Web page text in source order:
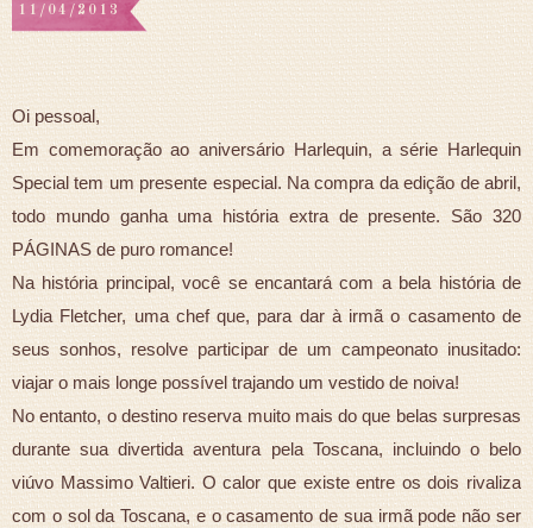
11/04/2013
Oi pessoal,
Em comemoração ao aniversário Harlequin, a série Harlequin
Special tem um presente especial. Na compra da edição de abril,
todo mundo ganha uma história extra de presente. São 320
PÁGINAS de puro romance!
Na história principal, você se encantará com a bela história de
Lydia Fletcher, uma chef que, para dar à irmã o casamento de
seus sonhos, resolve participar de um campeonato inusitado:
viajar o mais longe possível trajando um vestido de noiva!
No entanto, o destino reserva muito mais do que belas surpresas
durante sua divertida aventura pela Toscana, incluindo o belo
viúvo Massimo Valtieri. O calor que existe entre os dois rivaliza
com o sol da Toscana, e o casamento de sua irmã pode não ser